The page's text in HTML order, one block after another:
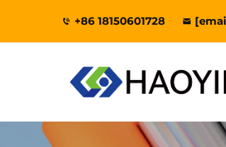
+86 18150601728